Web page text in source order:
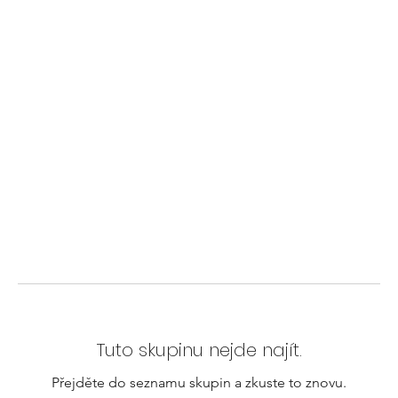
Tuto skupinu nejde najít.
Přejděte do seznamu skupin a zkuste to znovu.